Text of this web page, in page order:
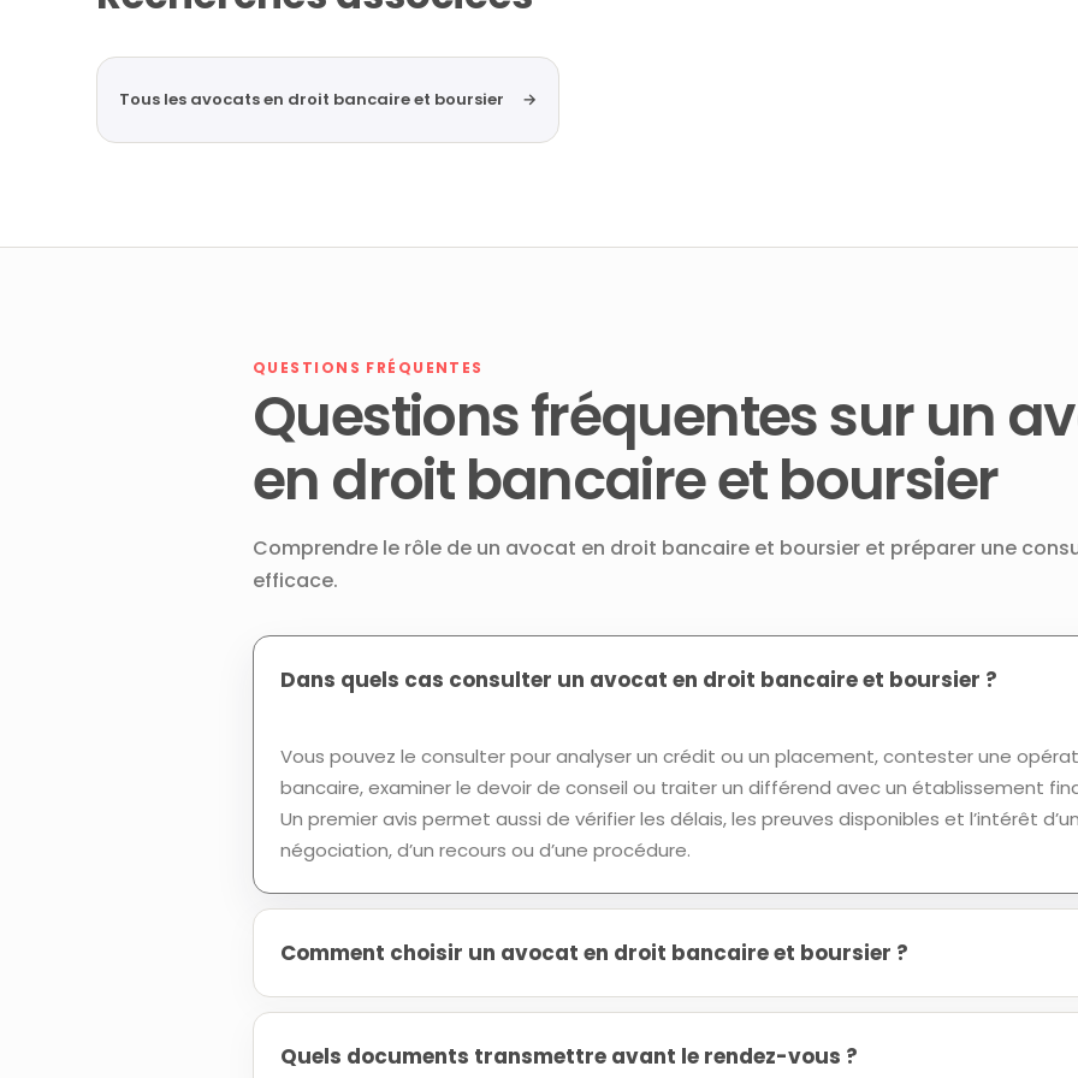
Tous les avocats en droit bancaire et boursier →
QUESTIONS FRÉQUENTES
Questions fréquentes sur un
en droit bancaire et boursier
Comprendre le rôle de un avocat en droit bancaire et boursier et préparer une
efficace.
Dans quels cas consulter un avocat en droit bancaire et boursier ?
Vous pouvez le consulter pour analyser un crédit ou un placement, contester une
bancaire, examiner le devoir de conseil ou traiter un différend avec un établissement
Un premier avis permet aussi de vérifier les délais, les preuves disponibles et l’intérêt
négociation, d’un recours ou d’une procédure.
Comment choisir un avocat en droit bancaire et boursier ?
Quels documents transmettre avant le rendez-vous ?